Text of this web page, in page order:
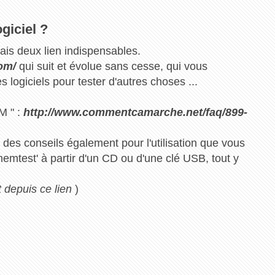
?
deux lien indispensables.
qui suit et évolue sans cesse, qui vous
logiciels pour tester d'autres choses ...
" : http://www.commentcamarche.net/faq/899-
conseils également pour l'utilisation que vous
à partir d'un CD ou d'une clé USB, tout y
depuis ce lien)